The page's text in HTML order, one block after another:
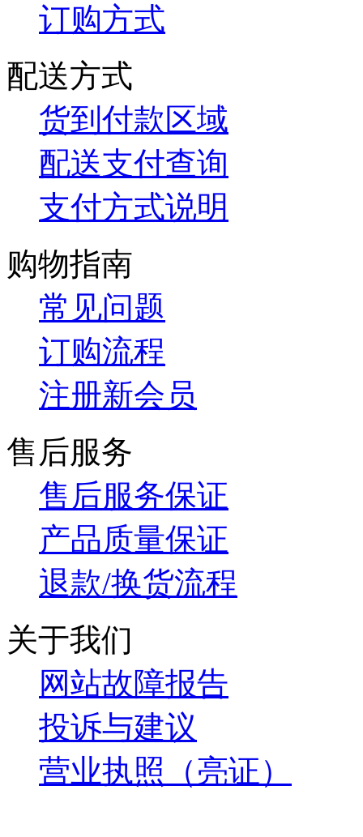
订购方式
配送方式
货到付款区域
配送支付查询
支付方式说明
购物指南
常见问题
订购流程
注册新会员
售后服务
售后服务保证
产品质量保证
退款/换货流程
关于我们
网站故障报告
投诉与建议
营业执照（亮证）